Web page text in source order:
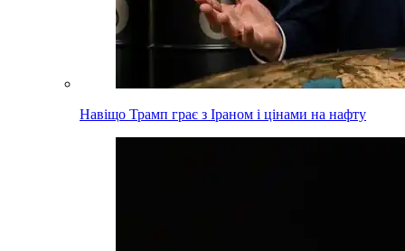
Навіщо Трамп грає з Іраном і цінами на нафту